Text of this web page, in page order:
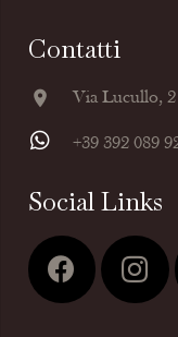
Contatti
location_on Via Lucullo, 2
+39 392 089
Social Links